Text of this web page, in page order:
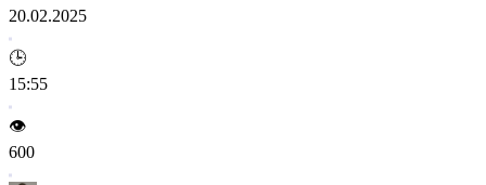
20.02.2025
🕒
15:55
👁️
600